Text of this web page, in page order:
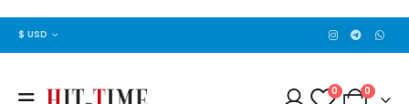
$ USD
0 0